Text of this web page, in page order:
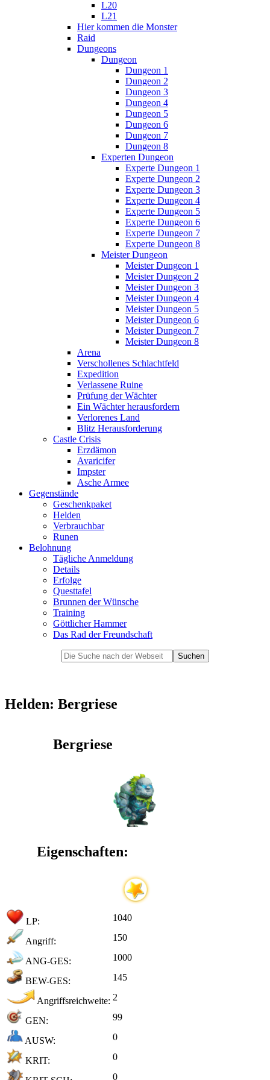
L20
L21
Hier kommen die Monster
Raid
Dungeons
Dungeon
Dungeon 1
Dungeon 2
Dungeon 3
Dungeon 4
Dungeon 5
Dungeon 6
Dungeon 7
Dungeon 8
Experten Dungeon
Experte Dungeon 1
Experte Dungeon 2
Experte Dungeon 3
Experte Dungeon 4
Experte Dungeon 5
Experte Dungeon 6
Experte Dungeon 7
Experte Dungeon 8
Meister Dungeon
Meister Dungeon 1
Meister Dungeon 2
Meister Dungeon 3
Meister Dungeon 4
Meister Dungeon 5
Meister Dungeon 6
Meister Dungeon 7
Meister Dungeon 8
Arena
Verschollenes Schlachtfeld
Expedition
Verlassene Ruine
Prüfung der Wächter
Ein Wächter herausfordern
Verlorenes Land
Blitz Herausforderung
Castle Crisis
Erzdämon
Avaricifer
Impster
Asche Armee
Gegenstände
Geschenkpaket
Helden
Verbrauchbar
Runen
Belohnung
Tägliche Anmeldung
Details
Erfolge
Questtafel
Brunnen der Wünsche
Training
Göttlicher Hammer
Das Rad der Freundschaft
Helden: Bergriese
Bergriese
Eigenschaften:
LP: 1040
Angriff: 150
ANG-GES: 1000
BEW-GES: 145
Angriffsreichweite: 2
GEN: 99
AUSW: 0
KRIT: 0
0